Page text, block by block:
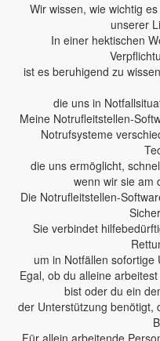
Wir wissen, wie wichtig
unserer
In einer hektischen
ist es beruhigend zu
die uns in
Meine Notrufleitstellen-
Notrufsysteme
die uns ermöglicht,
wenn wir sie am
Die Notrufleitstellen-
Sie verbindet
um in Notfällen sofortige
Egal, ob du alleine
bist oder du ein
der Unterstützung benötigt,